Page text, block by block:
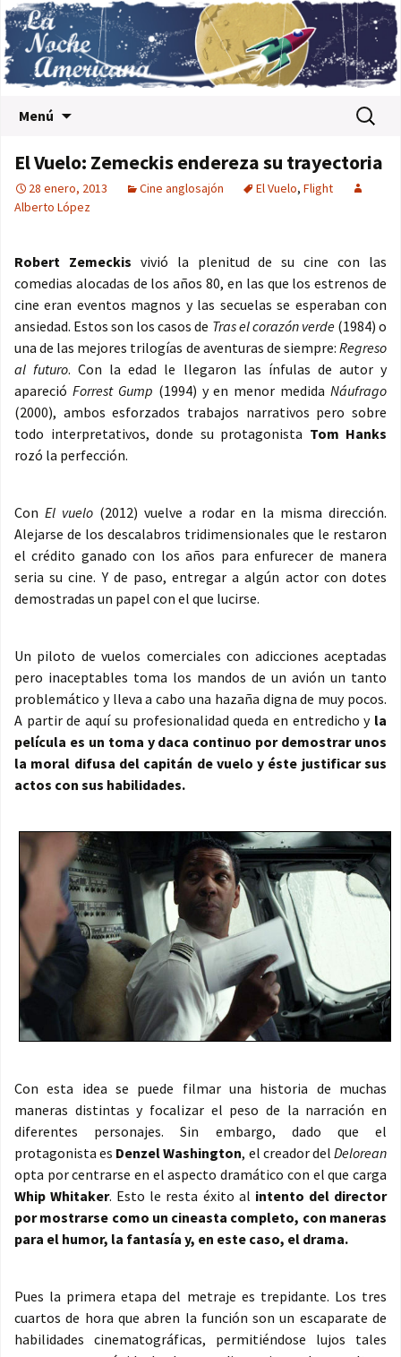
Menú Buscar:
El Vuelo: Zemeckis endereza su trayectoria
28 enero, 2013 Cine anglosajón El Vuelo, Flight
Alberto López
Robert Zemeckis vivió la plenitud de su cine con las
comedias alocadas de los años 80, en las que los estrenos de
cine eran eventos magnos y las secuelas se esperaban con
ansiedad. Estos son los casos de Tras el corazón verde(1984) o
una de las mejores trilogías de aventuras de siempre: Regreso
al futuro. Con la edad le llegaron las ínfulas de autor y
apareció Forrest Gump (1994) y en menor medida Náufrago
(2000), ambos esforzados trabajos narrativos pero sobre
todo interpretativos, donde su protagonista Tom Hanks
rozó la perfección.
Con El vuelo(2012) vuelve a rodar en la misma dirección.
Alejarse de los descalabros tridimensionales que le restaron
el crédito ganado con los años para enfurecer de manera
seria su cine. Y de paso, entregar a algún actor con dotes
demostradas un papel con el que lucirse.
Un piloto de vuelos comerciales con adicciones aceptadas
pero inaceptables toma los mandos de un avión un tanto
problemático y lleva a cabo una hazaña digna de muy pocos.
A partir de aquí su profesionalidad queda en entredicho y la
película es un toma y daca continuo por demostrar unos
la moral difusa del capitán de vuelo y éste justificar sus
actos con sus habilidades.
Con esta idea se puede filmar una historia de muchas
maneras distintas y focalizar el peso de la narración en
diferentes personajes. Sin embargo, dado que el
protagonista es Denzel Washington, el creador delDelorean
opta por centrarse en el aspecto dramático con el que carga
Whip Whitaker. Esto le resta éxito al intento del director
por mostrarse como un cineasta completo, con maneras
para el humor, la fantasía y, en este caso, el drama.
Pues la primera etapa del metraje es trepidante. Los tres
cuartos de hora que abren la función son un escaparate de
habilidades cinematográficas, permitiéndose lujos tales